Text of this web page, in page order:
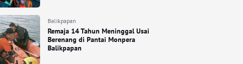
Balikpapan
Remaja 14 Tahun Meninggal Usai
Berenang di Pantai Monpera
Balikpapan